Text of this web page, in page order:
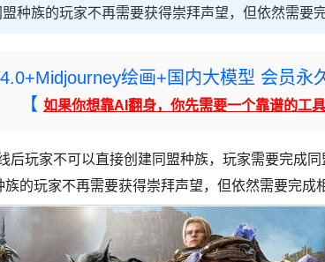
种族的玩家不再需要获得崇拜声望，但依然需要
绘画+国内大模型 会员永
【 如果你想靠AI翻身，你先需要一个靠谱的工具
后玩家不可以直接创建同盟种族，玩家需要完成
的玩家不再需要获得崇拜声望，但依然需要完成